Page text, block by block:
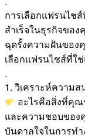
การเลือกแฟรนไช
สำเร็จในธุรกิจขอ
ฉุดรั้งความฝันขอ
เลือกแฟรนไชส์ที่ใ
.
1. วิเคราะห์ความ
อะไรคือสิ่งที่คุณ
และความชอบขอ
บันดาลใจในการท